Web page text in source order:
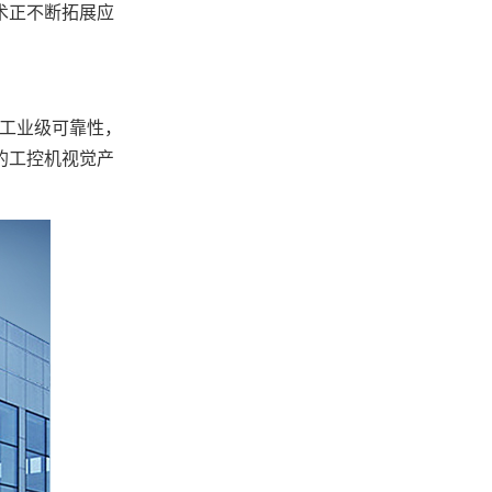
正不断拓展应
级可靠性，
工控机视觉产